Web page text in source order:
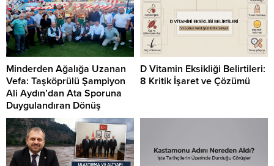
Minderden Ağalığa Uzanan
Vefa: Taşköprülü Şampiyon
Ali Aydın’dan Ata Sporuna
Duygulandıran Dönüş
D Vitamin Eksikliği Belirtileri:
8 Kritik İşaret ve Çözümü